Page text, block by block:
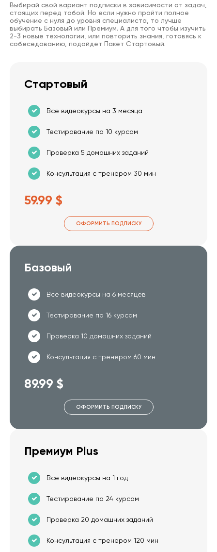
Выбирай свой вариант подписки в зависимости от задач,
стоящих перед тобой. Но если нужно пройти полное
обучение с нуля до уровня специалиста, то лучше
выбирать Базовый или Премиум. А для того чтобы изучить
2-3 новые технологии, или повторить знания, готовясь к
собеседованию, подойдет Пакет Стартовый.
Стартовый
Все видеокурсы на 3 месяца
Тестирование по 10 курсам
Проверка 5 домашних заданий
Консультация с тренером 30 мин
59.99 $
ОФОРМИТЬ ПОДПИСКУ
Базовый
Все видеокурсы на 6 месяцев
Тестирование по 16 курсам
Проверка 10 домашних заданий
Консультация с тренером 60 мин
89.99 $
ОФОРМИТЬ ПОДПИСКУ
Премиум Plus
Все видеокурсы на 1 год
Тестирование по 24 курсам
Проверка 20 домашних заданий
Консультация с тренером 120 мин